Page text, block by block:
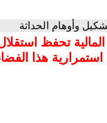
وأوهام الحداثة
تحفظ
استمرارية هذا